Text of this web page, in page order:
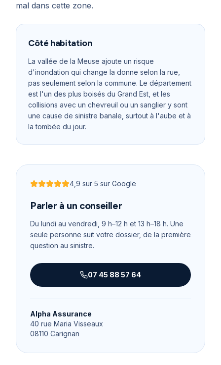
mal dans cette zone.
Côté habitation
La vallée de la Meuse ajoute un risque
d'inondation qui change la donne selon la rue,
pas seulement selon la commune. Le département
est l'un des plus boisés du Grand Est, et les
collisions avec un chevreuil ou un sanglier y sont
une cause de sinistre banale, surtout à l'aube et à
la tombée du jour.
Noté4,9 sur 5
4,9 sur 5 sur Google
Parler à un conseiller
Du lundi au vendredi, 9 h–12 h et 13 h–18 h. Une
seule personne suit votre dossier, de la première
question au sinistre.
07 45 88 57 64
Alpha Assurance
40 rue Maria Visseaux
08110 Carignan